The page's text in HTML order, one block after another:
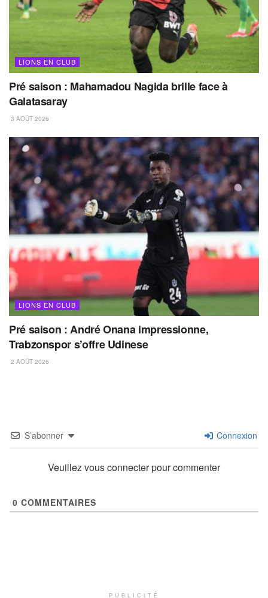
LIONS EN CLUB
Pré saison : Mahamadou Nagida brille face à
Galatasaray
3 AOÛT 2026
LIONS EN CLUB
Pré saison : André Onana impressionne,
Trabzonspor s’offre Udinese
2 AOÛT 2026
S’abonner Connexion
Veuillez vous connecter pour commenter
0 COMMENTAIRES
PUBLICITÉ